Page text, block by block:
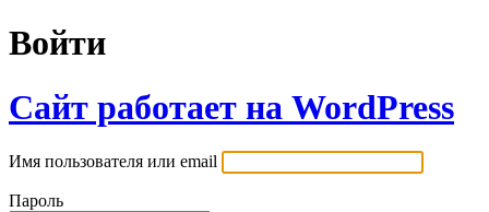
Войти
Сайт работает на WordPress
Имя пользователя или email
Пароль